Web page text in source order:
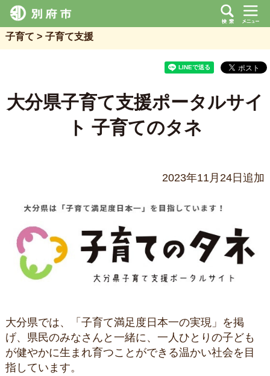
子育て 子育て支援
大分県子育て支援ポータルサイ
ト 子育てのタネ
2023年11月24日追加
大分県では、「子育て満足度日本一の実現」を掲
げ、県民のみなさんと一緒に、一人ひとりの子ども
が健やかに生まれ育つことができる温かい社会を目
指しています。